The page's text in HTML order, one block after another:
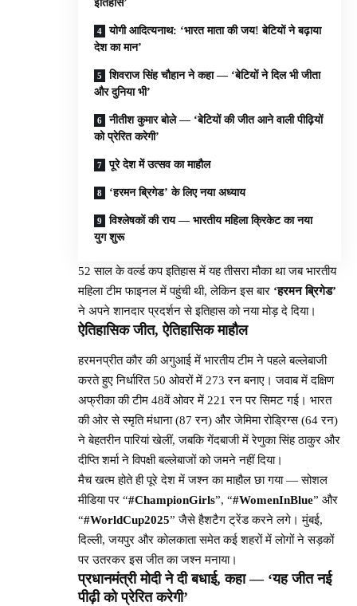
इतिहास’
योगी आदित्यनाथ: ‘भारत माता की जय! बेटियों ने बढ़ाया
देश का मान’
शिवराज सिंह चौहान ने कहा — ‘बेटियों ने दिल भी जीता
और दुनिया भी’
नीतीश कुमार बोले — ‘बेटियों की जीत आने वाली पीढ़ियों
को प्रेरित करेगी’
पूरे देश में उत्सव का माहौल
‘हरमन ब्रिगेड’ के लिए नया अध्याय
विश्लेषकों की राय — भारतीय महिला क्रिकेट का नया
युग शुरू
52 साल के वर्ल्ड कप इतिहास में यह तीसरा मौका था जब भारतीय
महिला टीम फाइनल में पहुंची थी, लेकिन इस बार ‘हरमन ब्रिगेड’
ने अपने शानदार प्रदर्शन से इतिहास को नया मोड़ दे दिया।
ऐतिहासिक जीत, ऐतिहासिक माहौल
हरमनप्रीत कौर की अगुआई में भारतीय टीम ने पहले बल्लेबाजी
करते हुए निर्धारित 50 ओवरों में 273 रन बनाए। जवाब में दक्षिण
अफ्रीका की टीम 48वें ओवर में 221 रन पर सिमट गई। भारत
की ओर से स्मृति मंधाना (87 रन) और जेमिमा रोड्रिग्स (64 रन)
ने बेहतरीन पारियां खेलीं, जबकि गेंदबाजी में रेणुका सिंह ठाकुर और
दीप्ति शर्मा ने विपक्षी बल्लेबाजों को जमने नहीं दिया।
मैच खत्म होते ही पूरे देश में जश्न का माहौल छा गया — सोशल
मीडिया पर “#ChampionGirls”, “#WomenInBlue” और
“#WorldCup2025” जैसे हैशटैग ट्रेंड करने लगे। मुंबई,
दिल्ली, जयपुर और कोलकाता समेत कई शहरों में लोगों ने सड़कों
पर उतरकर इस जीत का जश्न मनाया।
प्रधानमंत्री मोदी ने दी बधाई, कहा — ‘यह जीत नई
पीढ़ी को प्रेरित करेगी’